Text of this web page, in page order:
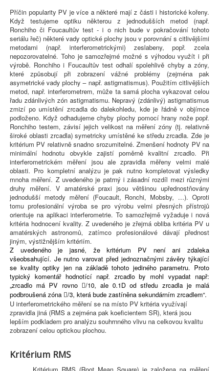
Příčin popularity PV je více a některé mají z části i historické kořeny.
Když testujeme optiku některou z jednodušších metod (např.
Ronchiho či Foucaultův test - i o nich bude v pokračování tohoto
seriálu řeč) některé vady optické plochy jsou v porovnání s citlivějšími
metodami (např. interferometrickými) zeslabeny, popř. zcela
nepozorovatelné. Toho je samozřejmé možné s výhodou využít i při
výrobě. Ronchiho i Foucaultův test odhalí spolehlivě chyby a zóny,
které způsobují při zobrazení vážné problémy (zejména pak
asymetrické vady plochy – např. astigmatismus). Použitím citlivějších
metod, např. interferometrem, může ta samá plocha vykazovat celou
řadu zdánlivých zón astigmatismu. Nepravý (zdánlivý) astigmatismus
zmizí po umístění zrcadla do dalekohledu, kde je řádně v objímce
podloženo. Když odhadujeme chyby plochy pomocí hrany nože popř.
Ronchiho testem, závisí jejich velikost na měření zóny (tj. relativně
široké oblasti zrcadla) symetricky umístěné ke středu zrcadla. Zde je
kritérium PV relativně snadno srozumitelné. Zmenšení hodnoty PV na
minimální hodnotu obvykle zajistí poměrně kvalitní zrcadlo. Při
interferometrickém měření jsou ale zpravidla měřeny velmi malé
oblasti. Pro kompletní analýzu je pak nutno kompletovat výsledky
mnoha měření. Z uvedeného je patrný i zásadní rozdíl mezi různými
druhy měření. V amatérské praxi jsou většinou upřednostňovány
jednodušší metody měření (Foucault, Ronchi, Mobsby, …). Oproti
tomu profesionální výroba se pro výrobu velmi přesných přístrojů
orientuje na aplikaci interferometrie. To samozřejmě vyžaduje i nová
kritéria hodnocení kvality. Z uvedeného je zřejmá obliba kritéria PV u
amatérských astronomů, zatímco profesionálové dávají přednost
jiným, výstižnějším kritériím.
Z uvedeného je jasné, že kritérium PV není ani zdaleka
všeobsahující. Je nutno varovat před jednoznačnými závěry týkající
se kvality optiky jen na základě tohoto jediného parametru. Proto
typický komentář hodnotící např. zrcadlo by mohl vypadat např:
„zrcadlo má PV rovno
/10, ale 0.1D od středu zrcadla je malá
podbroušená zóna /3, která bude zastíněna sekundárním zrcadlem“.
U interferometrického měření se na místo PV kritéria využívají
zpravidla jiná (RMS a zejména pak koeficientem SR), která jsou
lepším podkladem pro analýzu souhrnného vlivu na celkovou kvalitu
zobrazení celou optickou plochou.
Kritérium RMS